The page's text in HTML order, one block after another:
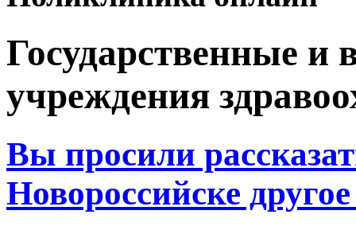
Государственные и
учреждения
Вы просили
Новороссийске